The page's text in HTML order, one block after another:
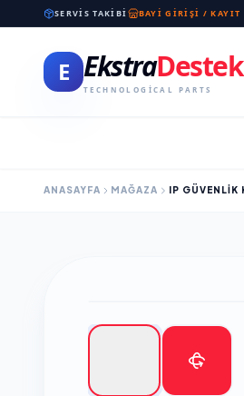
SERVIS TAKIBI BAYI GIRIŞI / KAYIT
E EkstraDestek
TECHNOLOGICAL PARTS
ANASAYFA MAĞAZA